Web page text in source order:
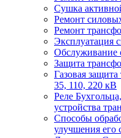
Сушка
Ремонт
Ремонт
Эксплуатация
Обслуживание
Защита
Газовая
35, 110, 220 кВ
Реле
устройства
Способы
улучшения его